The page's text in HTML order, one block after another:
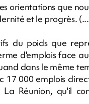
orientations que
et le progrès.
du poids que
d'emplois face
dans le même
000 emplois
Réunion, qu'il